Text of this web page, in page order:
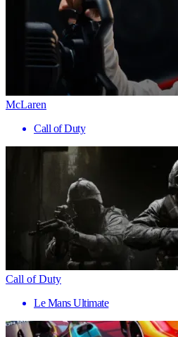
McLaren
Call of Duty
Call of Duty
Le Mans Ultimate